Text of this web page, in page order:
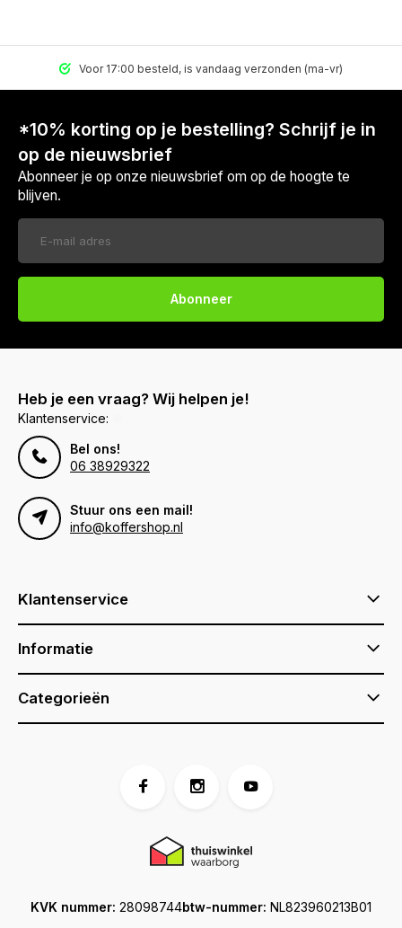
Voor 17:00 besteld, is vandaag verzonden (ma-vr)
*10% korting op je bestelling? Schrijf je in
op de nieuwsbrief
Abonneer je op onze nieuwsbrief om op de hoogte te
blijven.
Abonneer
Heb je een vraag? Wij helpen je!
Klantenservice:
Bel ons!
06 38929322
Stuur ons een mail!
info@koffershop.nl
Klantenservice
Informatie
Categorieën
KVK nummer: 28098744btw-nummer: NL823960213B01